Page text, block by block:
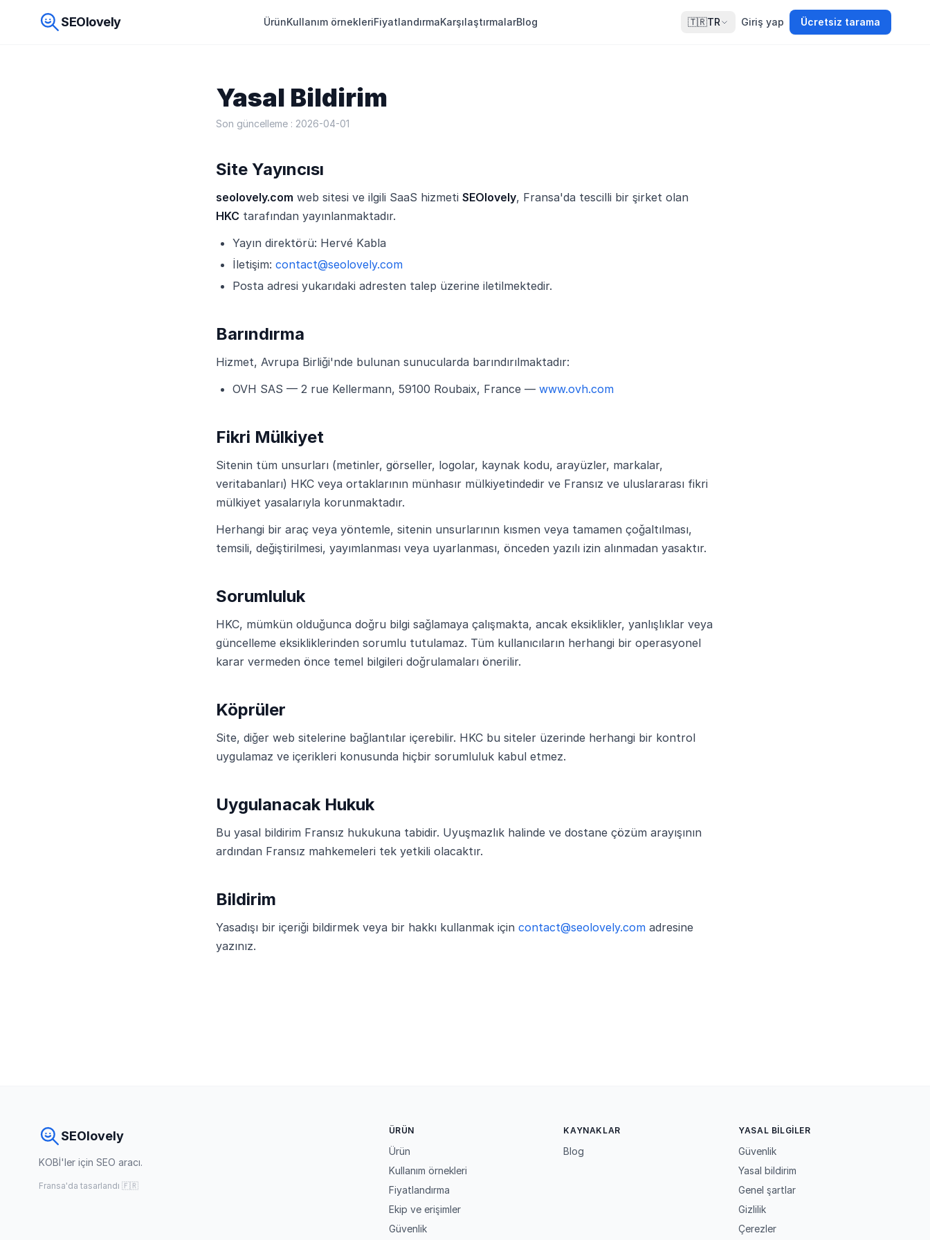
SEOlovely ÜrünKullanım örnekleriFiyatlandırmaKarşılaştırmalarBlog 🇹🇷TR Giriş yap Ücretsiz tarama
Yasal Bildirim
Son güncelleme : 2026-04-01
Site Yayıncısı
seolovely.com web sitesi ve ilgili SaaS hizmeti SEOlovely, Fransa'da tescilli bir şirket olan
HKC tarafından yayınlanmaktadır.
Yayın direktörü: Hervé Kabla
İletişim: contact@seolovely.com
Posta adresi yukarıdaki adresten talep üzerine iletilmektedir.
Barındırma
Hizmet, Avrupa Birliği'nde bulunan sunucularda barındırılmaktadır:
OVH SAS — 2 rue Kellermann, 59100 Roubaix, France — www.ovh.com
Fikri Mülkiyet
Sitenin tüm unsurları (metinler, görseller, logolar, kaynak kodu, arayüzler, markalar,
veritabanları) HKC veya ortaklarının münhasır mülkiyetindedir ve Fransız ve uluslararası fikri
mülkiyet yasalarıyla korunmaktadır.
Herhangi bir araç veya yöntemle, sitenin unsurlarının kısmen veya tamamen çoğaltılması,
temsili, değiştirilmesi, yayımlanması veya uyarlanması, önceden yazılı izin alınmadan yasaktır.
Sorumluluk
HKC, mümkün olduğunca doğru bilgi sağlamaya çalışmakta, ancak eksiklikler, yanlışlıklar veya
güncelleme eksikliklerinden sorumlu tutulamaz. Tüm kullanıcıların herhangi bir operasyonel
karar vermeden önce temel bilgileri doğrulamaları önerilir.
Köprüler
Site, diğer web sitelerine bağlantılar içerebilir. HKC bu siteler üzerinde herhangi bir kontrol
uygulamaz ve içerikleri konusunda hiçbir sorumluluk kabul etmez.
Uygulanacak Hukuk
Bu yasal bildirim Fransız hukukuna tabidir. Uyuşmazlık halinde ve dostane çözüm arayışının
ardından Fransız mahkemeleri tek yetkili olacaktır.
Bildirim
Yasadışı bir içeriği bildirmek veya bir hakkı kullanmak için contact@seolovely.com adresine
yazınız.
SEOlovely
KOBİ'ler için SEO aracı.
Fransa'da tasarlandı 🇫🇷
ÜRÜN
Ürün
Kullanım örnekleri
Fiyatlandırma
Ekip ve erişimler
Güvenlik
KAYNAKLAR
Blog
YASAL BILGILER
Güvenlik
Yasal bildirim
Genel şartlar
Gizlilik
Çerezler